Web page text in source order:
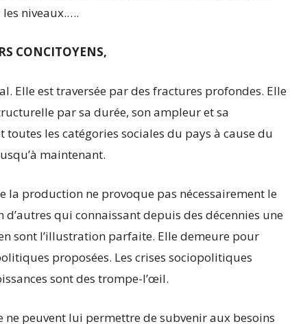
niveaux.….
CONCITOYENS,
Elle est traversée par des fractures profondes. Elle
par sa durée, son ampleur et sa
les catégories sociales du pays à cause du
maintenant.
la production ne provoque pas nécessairement le
qui connaissant depuis des décennies une
sont l’illustration parfaite. Elle demeure pour
proposées. Les crises sociopolitiques
sont des trompe-l’œil.
ne peuvent lui permettre de subvenir aux besoins